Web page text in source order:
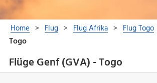
Flüge Genf (GVA) - Togo